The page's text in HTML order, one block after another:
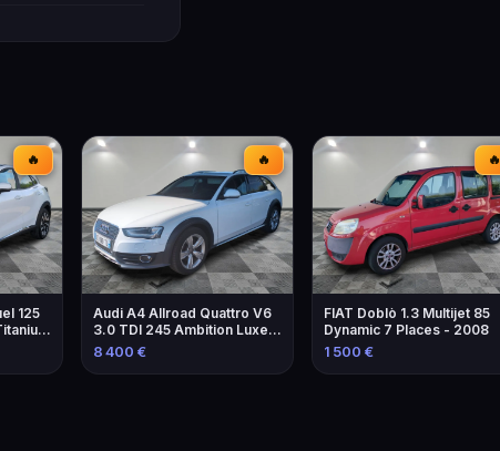
🔥
125
🔥
Audi A4 Allroad Quattro V6
3.0 TDI 245 Ambition Luxe S
Tronic
8 400 €
🔥
FIAT Doblò 1.3 Multijet 85
Dynamic 7 Places - 2008
1 500 €